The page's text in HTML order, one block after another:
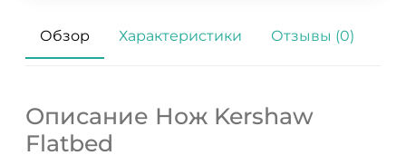
Обзор Характеристики Отзывы (0)
Описание Нож Kershaw
Flatbed